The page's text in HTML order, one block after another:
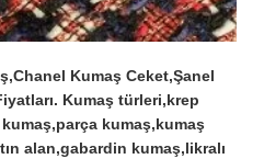
Kumaş Ceket,Şanel
Kumaş türleri,krep
kumaş,kumaş
alan,gabardin kumaş,likralı